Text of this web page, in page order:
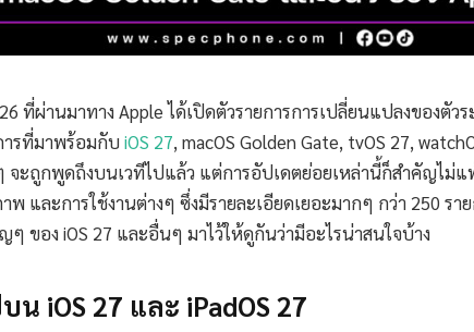
ที่ผ่านมาทาง Apple ได้เปิดตัวรายการการเปลี่ยนแปลงของตั
ารที่มาพร้อมกับ iOS 27, macOS Golden Gate, tvOS 27,
จะถูกพูดถึงบนเวทีไปแล้ว แต่การอัปเดตย่อยเหล่านี้ก็สำคัญไม่แ
และการใช้งานต่างๆ ซึ่งมีรายละเอียดเยอะมากๆ กว่า 250 ราย
ๆ ของ iOS 27 และอื่นๆ มาไว้ให้ดูกันว่ามีอะไรน่าสนใจบ้าง
iOS 27 และ iPadOS 27